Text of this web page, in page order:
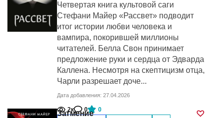
Четвертая книга культовой саги
Стефани Майер «Рассвет» подводит
итог истории любви человека и
вампира, покорившей миллионы
читателей. Белла Свон принимает
предложение руки и сердца от Эдварда
Каллена. Несмотря на скептицизм отца,
Чарли разрешает доче...
Дата добавления: 27.04.2026
2к 0 0
Затмение